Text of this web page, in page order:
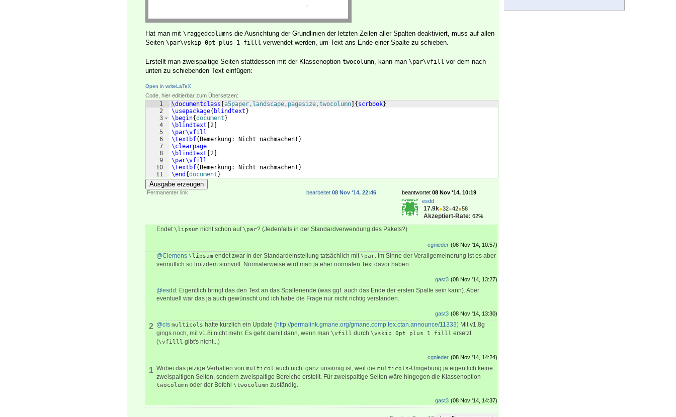
Hat man mit \raggedcolumns die Ausrichtung der Grundlinien der letzten Zeilen aller Spalten deaktiviert, muss auf allen
Seiten \par\vskip 0pt plus 1 filll verwendet werden, um Text ans Ende einer Spalte zu schieben.
Erstellt man zweispaltige Seiten stattdessen mit der Klassenoption twocolumn, kann man \par\vfill vor dem nach
unten zu schiebenden Text einfügen:
Open in writeLaTeX
Code, hier editierbar zum Übersetzen:
1
2
3
4
5
6
7
8
9
10
11
\documentclass a5paper,landscape,pagesize,twocolumn { scrbook}
\usepackage{ blindtext }
\begin{document }
\blindtext 2
\par\vfill
\textbf{ Bemerkung: Nicht nachmachen! }
\clearpage
\blindtext 2
\par\vfill
\textbf{ Bemerkung: Nicht nachmachen! }
\end {document }
Ausgabe erzeugen
Permanenter link beantwortet 08 Nov '14, 10:19
esdd
17.9k●32●42●58
Akzeptiert-Rate: 62%
bearbeitet 08 Nov '14, 22:46
Endet\lipsum nicht schon auf\par? (Jedenfalls in der Standardverwendung des Pakets?)
(08 Nov '14, 10:57)
cgnieder
@Clemens \lipsum endet zwar in der Standardeinstellung tatsächlich mit\par. Im Sinne der Verallgemeinerung ist es aber
vermutlich so trotzdem sinnvoll. Normalerweise wird man ja eher normalen Text davor haben.
(08 Nov '14, 13:27)
gast3
@esdd : Eigentlich bringt das den Text an das Spaltenende (was ggf. auch das Ende der ersten Spalte sein kann). Aber
eventuell war das ja auch gewünscht und ich habe die Frage nur nicht richtig verstanden.
(08 Nov '14, 13:30)
gast3
2 @cis multicols hatte kürzlich ein Update (http://permalink.gmane.org/gmane.comp.tex.ctan.announce/11333) Mit v1.8g
gings noch, mit v1.8i nicht mehr. Es geht damit dann, wenn man \vfill durch \vskip 0pt plus 1 filll ersetzt
(\vfilll gibt's nicht...)
(08 Nov '14, 14:24)
cgnieder
1 Wobei das jetzige Verhalten von multicol auch nicht ganz unsinnig ist, weil die multicols-Umgebung ja eigentlich keine
zweispaltigen Seiten, sondern zweispaltige Bereiche erstellt. Für zweispaltige Seiten wäre hingegen die Klassenoption
twocolumn oder der Befehl \twocolumn zuständig.
(08 Nov '14, 14:37)
gast3